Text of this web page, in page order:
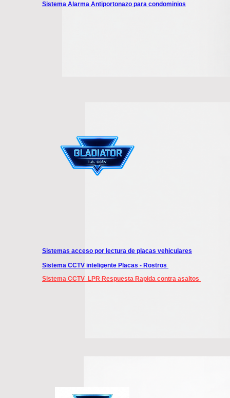
Sistema Alarma Antiportonazo para condominios
Sistema CCTV LPR Respuesta Rapida contra asaltos
Sistema CCTV inteligente Placas - Rostros
Sistemas acceso por lectura de placas vehiculares